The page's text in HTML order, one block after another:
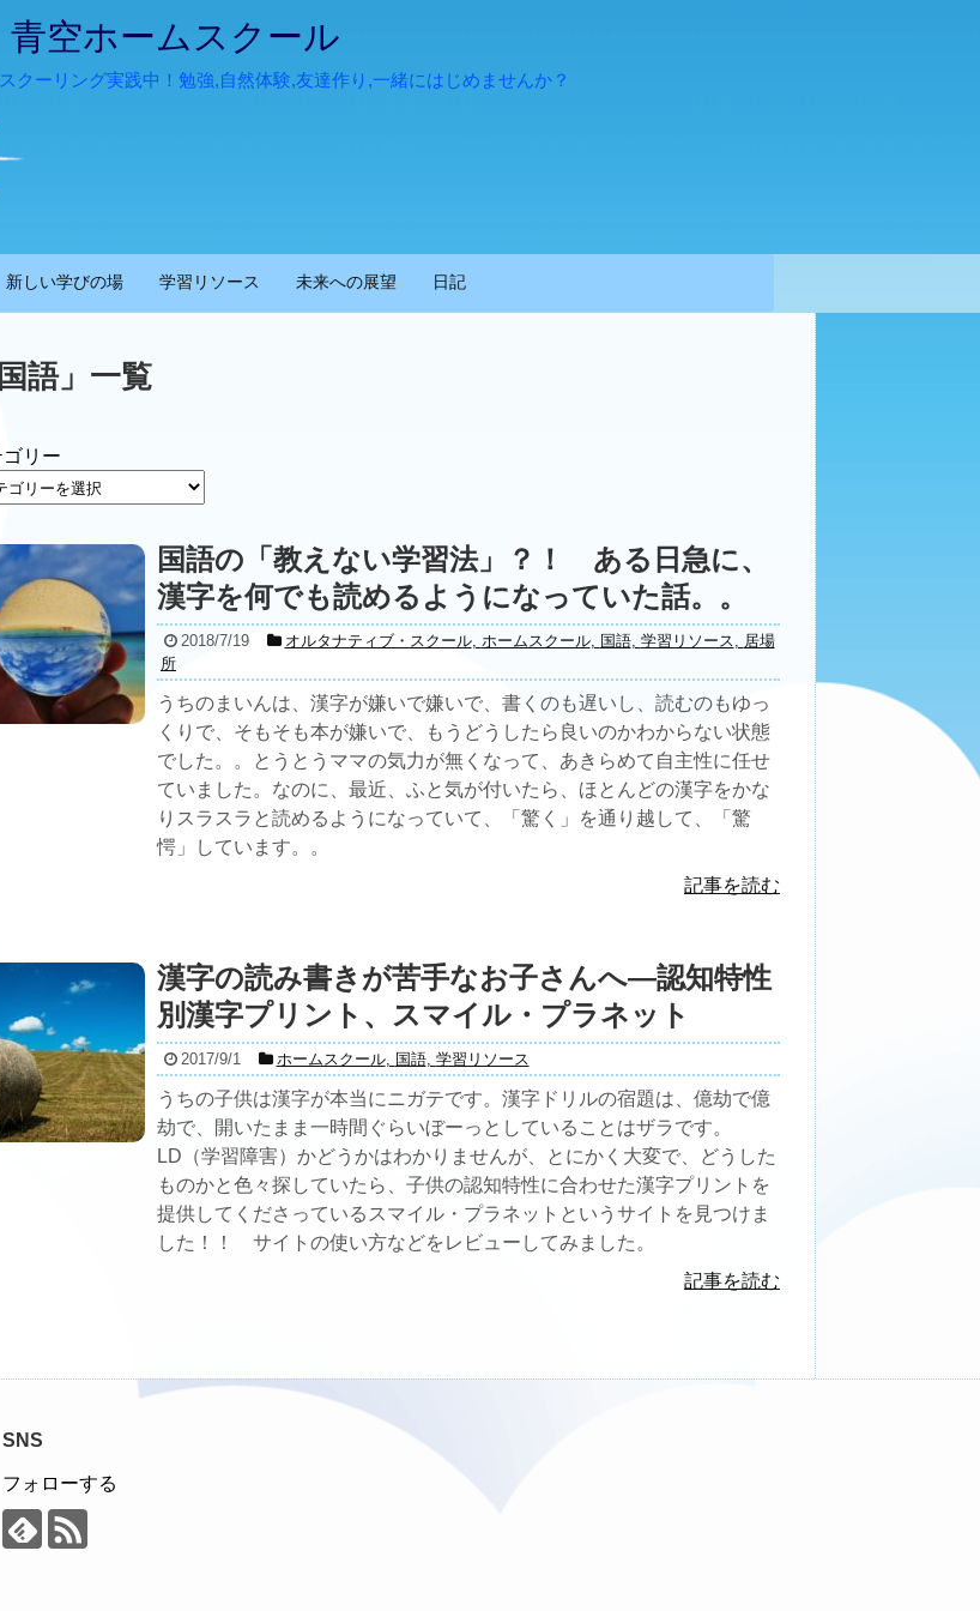
青空ホームスクール
クーリング実践中！勉強,自然体験,友達作り,一緒にはじめませんか？
新しい学びの場 学習リソース 未来への展望 日記
国語」 一覧
ゴリー
国語の「教えない学習法」？！ ある日急に、
漢字を何でも読めるようになっていた話。。
2018/7/19 オルタナティブ・スクール, ホームスクール, 国語, 学習リソース, 居場
所
うちのまいんは、漢字が嫌いで嫌いで、書くのも遅いし、読むのもゆっ
くりで、そもそも本が嫌いで、もうどうしたら良いのかわからない状態
でした。。とうとうママの気力が無くなって、あきらめて自主性に任せ
ていました。なのに、最近、ふと気が付いたら、ほとんどの漢字をかな
りスラスラと読めるようになっていて、「驚く」を通り越して、「驚
愕」しています。。
記事を読む
漢字の読み書きが苦手なお子さんへ―認知特性
別漢字プリント、スマイル・プラネット
2017/9/1 ホームスクール, 国語, 学習リソース
うちの子供は漢字が本当にニガテです。漢字ドリルの宿題は、億劫で億
劫で、開いたまま一時間ぐらいぼーっとしていることはザラです。
LD（学習障害）かどうかはわかりませんが、とにかく大変で、どうした
ものかと色々探していたら、子供の認知特性に合わせた漢字プリントを
提供してくださっているスマイル・プラネットというサイトを見つけま
した！！ サイトの使い方などをレビューしてみました。
記事を読む
SNS
フォローする